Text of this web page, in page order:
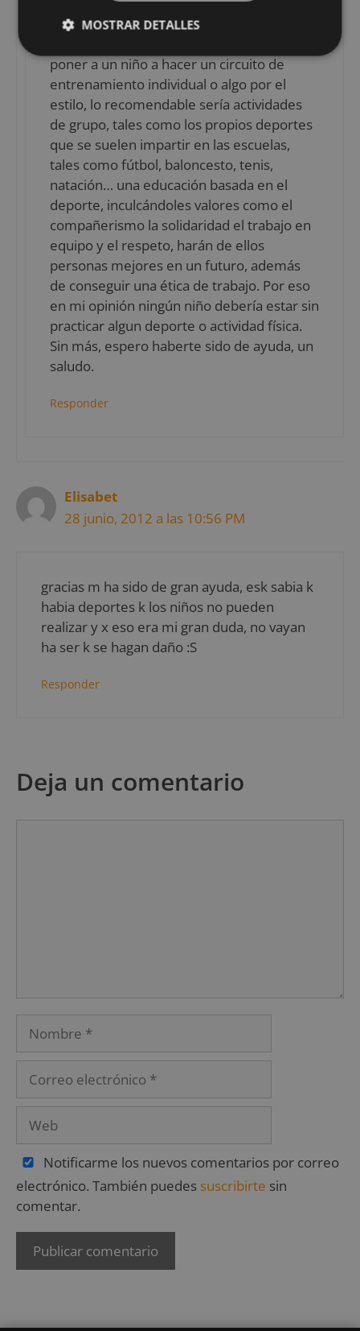
hagan deporte en unos ambientes
poner a un niño a hacer un circuito de
entrenamiento individual o algo por el
estilo, lo recomendable sería actividades
de grupo, tales como los propios deportes
que se suelen impartir en las escuelas,
tales como fútbol, baloncesto, tenis,
natación… una educación basada en el
deporte, inculcándoles valores como el
compañerismo la solidaridad el trabajo en
equipo y el respeto, harán de ellos
personas mejores en un futuro, además
de conseguir una ética de trabajo. Por eso
en mi opinión ningún niño debería estar sin
practicar algun deporte o actividad física.
Sin más, espero haberte sido de ayuda, un
saludo.
Responder
Elisabet
28 junio, 2012 a las 10:56 PM
gracias m ha sido de gran ayuda, esk sabia k
habia deportes k los niños no pueden
realizar y x eso era mi gran duda, no vayan
ha ser k se hagan daño :S
Responder
Deja un comentario
Notificarme los nuevos comentarios por correo
electrónico. También puedes suscribirte sin
comentar.
MOSTRAR DETALLES